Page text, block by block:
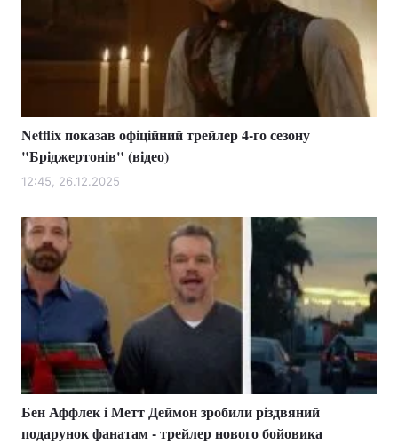
Netflix показав офіційний трейлер 4-го сезону
"Бріджертонів" (відео)
12:45, 26.12.2025
Бен Аффлек і Метт Деймон зробили різдвяний
подарунок фанатам - трейлер нового бойовика